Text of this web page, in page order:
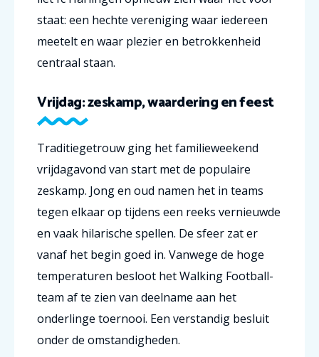
staat: een hechte vereniging waar iedereen
meetelt en waar plezier en betrokkenheid
centraal staan.
Vrijdag: zeskamp, waardering en feest
Traditiegetrouw ging het familieweekend
vrijdagavond van start met de populaire
zeskamp. Jong en oud namen het in teams
tegen elkaar op tijdens een reeks vernieuwde
en vaak hilarische spellen. De sfeer zat er
vanaf het begin goed in. Vanwege de hoge
temperaturen besloot het Walking Football-
team af te zien van deelname aan het
onderlinge toernooi. Een verstandig besluit
onder de omstandigheden.